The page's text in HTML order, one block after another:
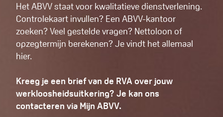
Het ABVV staat voor kwalitatieve dienstverlening.
Controlekaart invullen? Een ABVV-kantoor
zoeken? Veel gestelde vragen? Nettoloon of
opzegtermijn berekenen? Je vindt het allemaal
hier.
Kreeg je een brief van de RVA over jouw
werkloosheidsuitkering? Je kan ons
contacteren via Mijn ABVV.